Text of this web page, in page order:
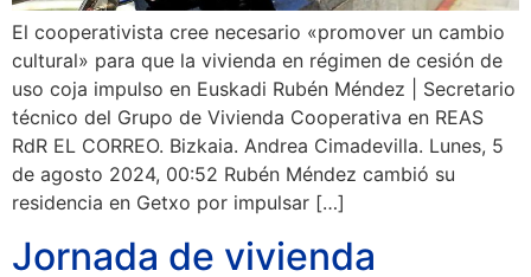
El cooperativista cree necesario «promover un cambio
cultural» para que la vivienda en régimen de cesión de
uso coja impulso en Euskadi Rubén Méndez | Secretario
técnico del Grupo de Vivienda Cooperativa en REAS
RdR EL CORREO. Bizkaia. Andrea Cimadevilla. Lunes, 5
de agosto 2024, 00:52 Rubén Méndez cambió su
residencia en Getxo por impulsar […]
Jornada de vivienda